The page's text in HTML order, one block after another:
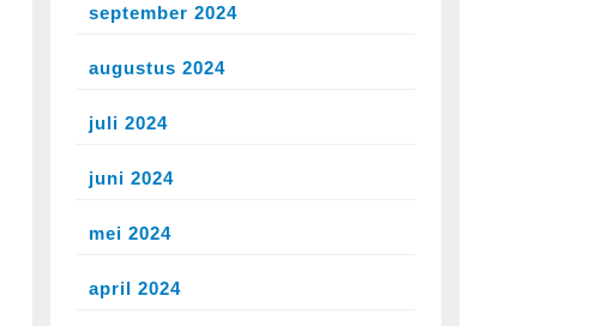
september 2024
augustus 2024
juli 2024
juni 2024
mei 2024
april 2024